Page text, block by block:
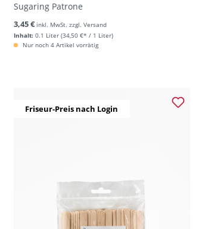
Sugaring Patrone
Inhalt: 0.1 Liter (34,50 €* / 1 Liter)
3,45 € inkl. MwSt. zzgl. Versand
Nur noch 4 Artikel vorrätig
Friseur-Preis nach Login